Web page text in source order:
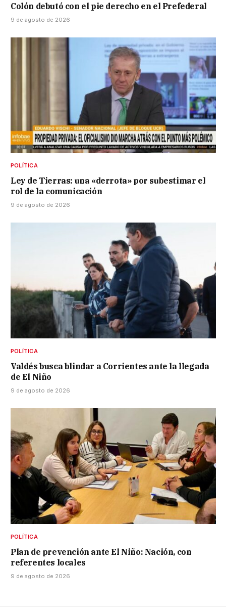
Colón debutó con el pie derecho en el Prefederal
9 de agosto de 2026
POLÍTICA
Ley de Tierras: una «derrota» por subestimar el
rol de la comunicación
9 de agosto de 2026
POLÍTICA
Valdés busca blindar a Corrientes ante la llegada
de El Niño
9 de agosto de 2026
POLÍTICA
Plan de prevención ante El Niño: Nación, con
referentes locales
9 de agosto de 2026